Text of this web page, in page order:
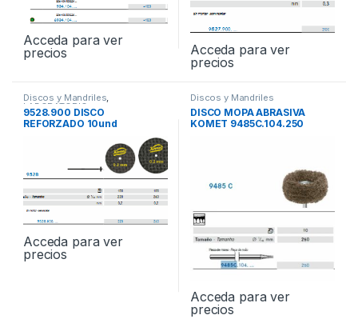
Acceda para ver
precios
Acceda para ver
precios
Discos y Mandriles,
LABORATORIO
9528.900 DISCO
REFORZADO 10und
Acceda para ver
precios
Discos y Mandriles
DISCO MOPA ABRASIVA
KOMET 9485C.104.250
Acceda para ver
precios